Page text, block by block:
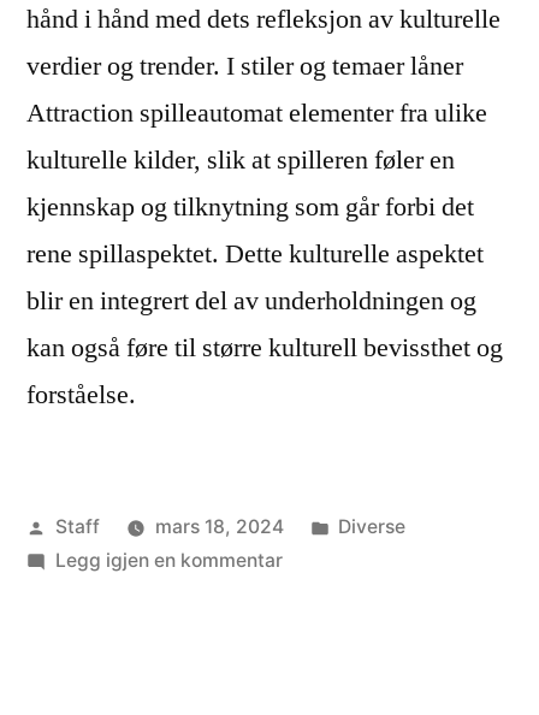
hånd i hånd med dets refleksjon av kulturelle
verdier og trender. I stiler og temaer låner
Attraction spilleautomat elementer fra ulike
kulturelle kilder, slik at spilleren føler en
kjennskap og tilknytning som går forbi det
rene spillaspektet. Dette kulturelle aspektet
blir en integrert del av underholdningen og
kan også føre til større kulturell bevissthet og
forståelse.
Publisert
av
Staff mars 18, 2024
Publisert
Diverse
Legg igjen en kommentartil